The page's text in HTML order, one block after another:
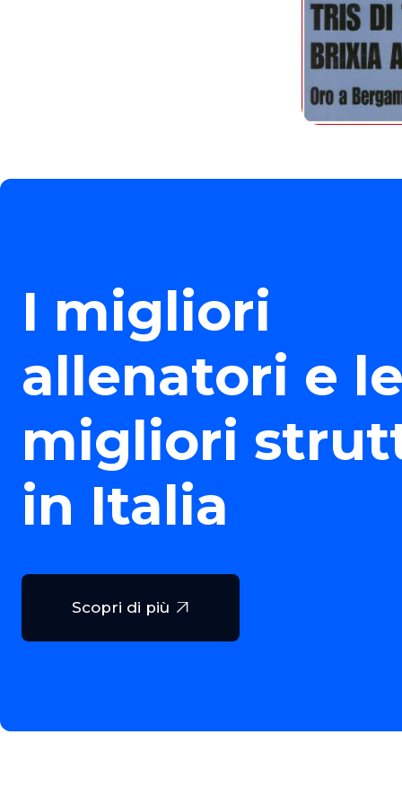
I migliori
allenatori e
migliori
in Italia
Scopri di più 